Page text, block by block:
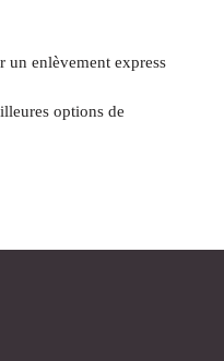
un enlèvement express
options de